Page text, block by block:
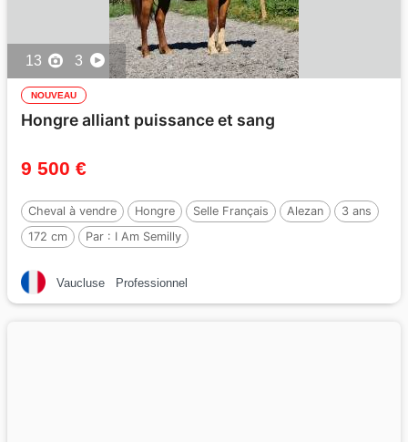
13 3
NOUVEAU
Hongre alliant puissance et sang
9 500 €
Cheval à vendre Hongre Selle Français Alezan
3 ans
172 cm
Par : I Am Semilly
Vaucluse Professionnel